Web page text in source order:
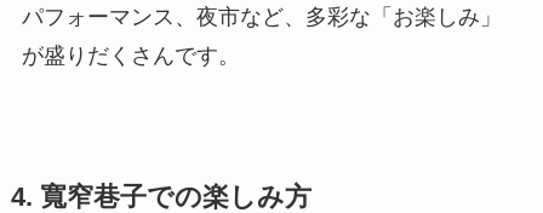
パフォーマンス、夜市など、多彩な「お楽しみ」
が盛りだくさんです。
4. 寬窄巷子での楽しみ方